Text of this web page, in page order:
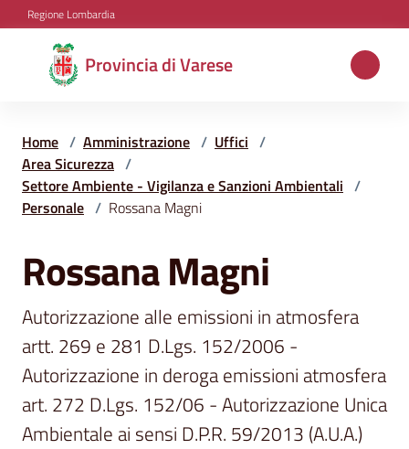
Vai al contenuto
Vai alla navigazione
Vai al footer
Regione Lombardia
Provincia di Varese
Provincia
di
Aree
tematiche
Amministrazione
Servizi
e
segnalazioni
Home / Amministrazione / Uffici /
Area Sicurezza /
Settore Ambiente - Vigilanza e Sanzioni Ambientali /
Personale / Rossana Magni
Salta al contenuto
Rossana Magni
Autorizzazione alle emissioni in atmosfera
artt. 269 e 281 D.Lgs. 152/2006 -
Autorizzazione in deroga emissioni atmosfera
art. 272 D.Lgs. 152/06 - Autorizzazione Unica
Ambientale ai sensi D.P.R. 59/2013 (A.U.A.)